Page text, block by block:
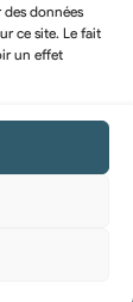
données
ce site. Le fait
un effet